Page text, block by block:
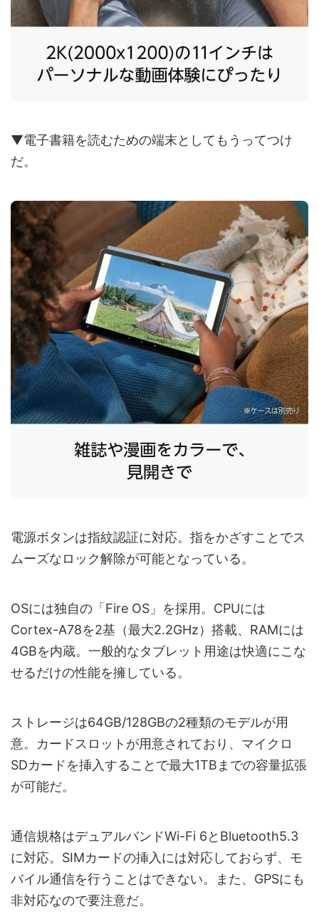
▼電子書籍を読むための端末としてもうってつけ
だ。
電源ボタンは指紋認証に対応。指をかざすことでス
ムーズなロック解除が可能となっている。
OSには独自の「Fire OS」を採用。CPUには
Cortex-A78を2基（最大2.2GHz）搭載、RAMには
4GBを内蔵。一般的なタブレット用途は快適にこな
せるだけの性能を擁している。
ストレージは64GB/128GBの2種類のモデルが用
意。カードスロットが用意されており、マイクロ
SDカードを挿入することで最大1TBまでの容量拡張
が可能だ。
通信規格はデュアルバンドWi-Fi 6とBluetooth5.3
に対応。SIMカードの挿入には対応しておらず、モ
バイル通信を行うことはできない。また、GPSにも
非対応なので要注意だ。